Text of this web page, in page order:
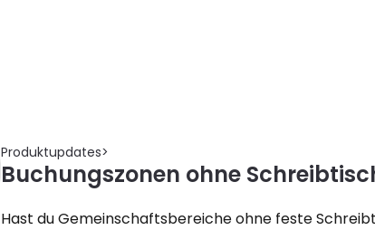
Produktupdates>
Buchungszonen ohne
Hast du Gemeinschaftsbereiche ohne feste